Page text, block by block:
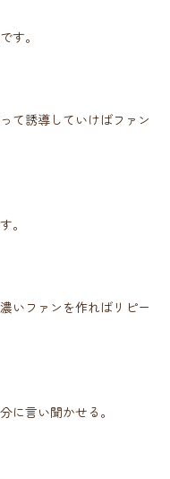
す。
て誘導していけばファン
。
いファンを作ればリピー
に言い聞かせる。